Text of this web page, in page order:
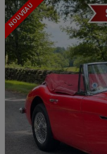
NOUVEAU